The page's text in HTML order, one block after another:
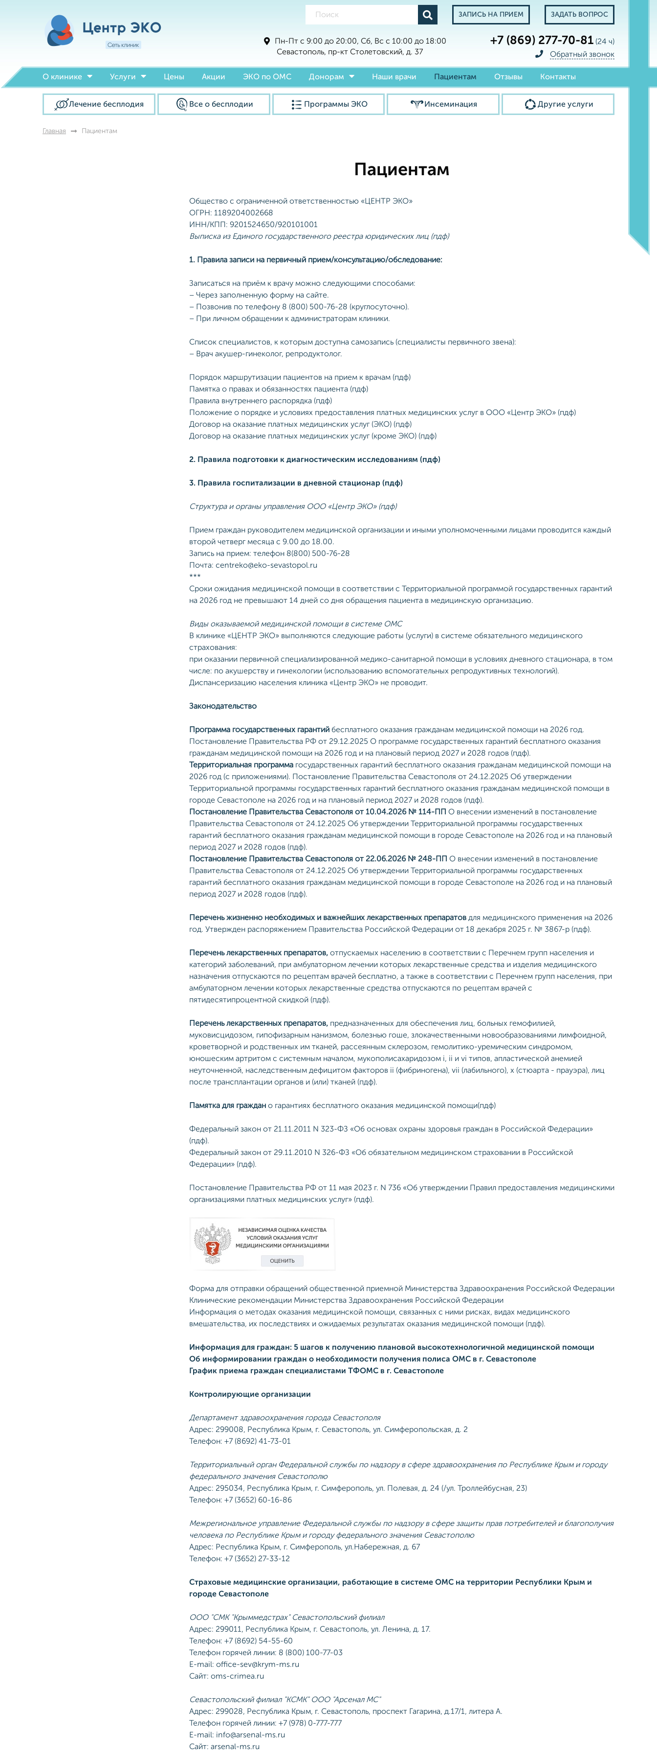
ЗАПИСЬ НА ПРИЕМ ЗАДАТЬ ВОПРОС
Пн-Пт с 9:00 до 20:00, Сб, Вс с 10:00 до 18:00
Севастополь, пр-кт Столетовский, д. 37
+7 (869) 277-70-81 (24 ч)
Обратный звонок
О клинике Услуги Цены Акции ЭКО по ОМС Донорам Наши врачи Пациентам Отзывы Контакты
Лечение бесплодия Все о бесплодии Программы ЭКО Инсеминация Другие услуги
Главная Пациентам
Пациентам
Общество с ограниченной ответственностью «ЦЕНТР ЭКО»
ОГРН: 1189204002668
ИНН/КПП: 9201524650/920101001
Выписка из Единого государственного реестра юридических лиц (пдф)
1. Правила записи на первичный прием/консультацию/обследование:
Записаться на приём к врачу можно следующими способами:
– Через заполненную форму на сайте.
– Позвонив по телефону 8 (800) 500-76-28 (круглосуточно).
– При личном обращении к администраторам клиники.
Список специалистов, к которым доступна самозапись (специалисты первичного звена):
– Врач акушер-гинеколог, репродуктолог.
Порядок маршрутизации пациентов на прием к врачам (пдф)
Памятка о правах и обязанностях пациента (пдф)
Правила внутреннего распорядка (пдф)
Положение о порядке и условиях предоставления платных медицинских услуг в ООО «Центр ЭКО» (пдф)
Договор на оказание платных медицинских услуг (ЭКО) (пдф)
Договор на оказание платных медицинских услуг (кроме ЭКО) (пдф)
2. Правила подготовки к диагностическим исследованиям (пдф)
3. Правила госпитализации в дневной стационар (пдф)
Структура и органы управления ООО «Центр ЭКО» (пдф)
Прием граждан руководителем медицинской организации и иными уполномоченными лицами проводится каждый
второй четверг месяца с 9.00 до 18.00.
Запись на прием: телефон 8(800) 500-76-28
Почта: centreko@eko-sevastopol.ru
***
Сроки ожидания медицинской помощи в соответствии с Территориальной программой государственных гарантий
на 2026 год не превышают 14 дней со дня обращения пациента в медицинскую организацию.
Виды оказываемой медицинской помощи в системе ОМС
В клинике «ЦЕНТР ЭКО» выполняются следующие работы (услуги) в системе обязательного медицинского
страхования:
при оказании первичной специализированной медико-санитарной помощи в условиях дневного стационара, в том
числе: по акушерству и гинекологии (использованию вспомогательных репродуктивных технологий).
Диспансеризацию населения клиника «Центр ЭКО» не проводит.
Законодательство
Программа государственных гарантий бесплатного оказания гражданам медицинской помощи на 2026 год.
Постановление Правительства РФ от 29.12.2025 О программе государственных гарантий бесплатного оказания
гражданам медицинской помощи на 2026 год и на плановый период 2027 и 2028 годов (пдф).
Территориальная программа государственных гарантий бесплатного оказания гражданам медицинской помощи на
2026 год (с приложениями). Постановление Правительства Севастополя от 24.12.2025 Об утверждении
Территориальной программы государственных гарантий бесплатного оказания гражданам медицинской помощи в
городе Севастополе на 2026 год и на плановый период 2027 и 2028 годов (пдф).
Постановление Правительства Севастополя от 10.04.2026 № 114-ПП О внесении изменений в постановление
Правительства Севастополя от 24.12.2025 Об утверждении Территориальной программы государственных
гарантий бесплатного оказания гражданам медицинской помощи в городе Севастополе на 2026 год и на плановый
период 2027 и 2028 годов (пдф).
Постановление Правительства Севастополя от 22.06.2026 № 248-ПП О внесении изменений в постановление
Правительства Севастополя от 24.12.2025 Об утверждении Территориальной программы государственных
гарантий бесплатного оказания гражданам медицинской помощи в городе Севастополе на 2026 год и на плановый
период 2027 и 2028 годов (пдф).
Перечень жизненно необходимых и важнейших лекарственных препаратов для медицинского применения на 2026
год. Утвержден распоряжением Правительства Российской Федерации от 18 декабря 2025 г. № 3867-р (пдф).
Перечень лекарственных препаратов, отпускаемых населению в соответствии с Перечнем групп населения и
категорий заболеваний, при амбулаторном лечении которых лекарственные средства и изделия медицинского
назначения отпускаются по рецептам врачей бесплатно, а также в соответствии с Перечнем групп населения, при
амбулаторном лечении которых лекарственные средства отпускаются по рецептам врачей с
пятидесятипроцентной скидкой (пдф).
Перечень лекарственных препаратов, предназначенных для обеспечения лиц, больных гемофилией,
муковисцидозом, гипофизарным нанизмом, болезнью гоше, злокачественными новообразованиями лимфоидной,
кроветворной и родственных им тканей, рассеянным склерозом, гемолитико-уремическим синдромом,
юношеским артритом с системным началом, мукополисахаридозом i, ii и vi типов, апластической анемией
неуточненной, наследственным дефицитом факторов ii (фибриногена), vii (лабильного), x (стюарта - прауэра), лиц
после трансплантации органов и (или) тканей (пдф).
Памятка для граждан о гарантиях бесплатного оказания медицинской помощи(пдф)
Федеральный закон от 21.11.2011 N 323-ФЗ «Об основах охраны здоровья граждан в Российской Федерации»
(пдф).
Федеральный закон от 29.11.2010 N 326-ФЗ «Об обязательном медицинском страховании в Российской
Федерации» (пдф).
Постановление Правительства РФ от 11 мая 2023 г. N 736 «Об утверждении Правил предоставления медицинскими
организациями платных медицинских услуг» (пдф).
Форма для отправки обращений общественной приемной Министерства Здравоохранения Российской Федерации
Клинические рекомендации Министерства Здравоохранения Российской Федерации
Информация о методах оказания медицинской помощи, связанных с ними рисках, видах медицинского
вмешательства, их последствиях и ожидаемых результатах оказания медицинской помощи (пдф).
Информация для граждан: 5 шагов к получению плановой высокотехнологичной медицинской помощи
Об информировании граждан о необходимости получения полиса ОМС в г. Севастополе
График приема граждан специалистами ТФОМС в г. Севастополе
Контролирующие организации
Департамент здравоохранения города Севастополя
Адрес: 299008, Республика Крым, г. Севастополь, ул. Симферопольская, д. 2
Телефон: +7 (8692) 41-73-01
Территориальный орган Федеральной службы по надзору в сфере здравоохранения по Республике Крым и городу
федерального значения Севастополю
Адрес: 295034, Республика Крым, г. Симферополь, ул. Полевая, д. 24 (/ул. Троллейбусная, 23)
Телефон: +7 (3652) 60-16-86
Межрегиональное управление Федеральной службы по надзору в сфере защиты прав потребителей и благополучия
человека по Республике Крым и городу федерального значения Севастополю
Адрес: Республика Крым, г. Симферополь, ул.Набережная, д. 67
Телефон: +7 (3652) 27-33-12
Страховые медицинские организации, работающие в системе ОМС на территории Республики Крым и
городе Севастополе
ООО "СМК "Крыммедстрах" Севастопольский филиал
Адрес: 299011, Республика Крым, г. Севастополь, ул. Ленина, д. 17.
Телефон: +7 (8692) 54-55-60
Телефон горячей линии: 8 (800) 100-77-03
E-mail: office-sev@krym-ms.ru
Сайт: oms-crimea.ru
Севастопольский филиал "КСМК" ООО "Арсенал МС"
Адрес: 299028, Республика Крым, г. Севастополь, проспект Гагарина, д.17/1, литера А.
Телефон горячей линии: +7 (978) 0-777-777
E-mail: info@arsenal-ms.ru
Сайт: arsenal-ms.ru